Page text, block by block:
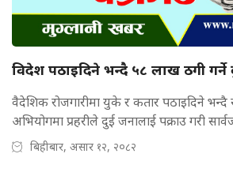
विदेश पठाइदिने भन्दै ५८ लाख ठगी गर्ने
वैदेशिक रोजगारीमा युके र कतार पठाइदिने भन्दै
अभियोगमा प्रहरीले दुई जनालाई पक्राउ गरी
बिहीबार, असार १२, २०८२